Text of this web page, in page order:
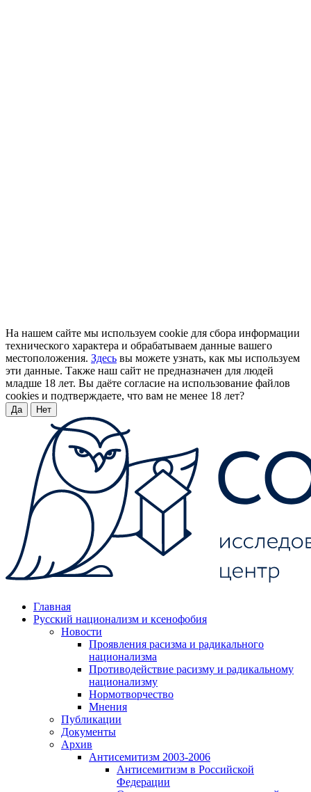
На нашем сайте мы используем cookie для сбора информации
технического характера и обрабатываем данные вашего
местоположения. Здесь вы можете узнать, как мы используем
эти данные. Также наш сайт не предназначен для людей
младше 18 лет. Вы даёте согласие на использование файлов
cookies и подтверждаете, что вам не менее 18 лет?
Да Нет
Главная
Русский национализм и ксенофобия
Новости
Проявления расизма и радикального
национализма
Противодействие расизму и радикальному
национализму
Нормотворчество
Мнения
Публикации
Документы
Архив
Антисемитизм 2003-2006
Антисемитизм в Российской
Федерации